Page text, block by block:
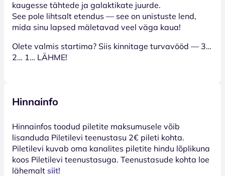
kaugesse tähtede ja galaktikate juurde.
See pole lihtsalt etendus — see on unistuste lend,
mida sinu lapsed mäletavad veel väga kaua!
Olete valmis startima? Siis kinnitage turvavööd — 3…
2… 1… LÄHME!
Hinnainfo
Hinnainfos toodud piletite maksumusele võib
lisanduda Piletilevi teenustasu 2€ pileti kohta.
Piletilevi kuvab oma kanalites piletite hindu lõplikuna
koos Piletilevi teenustasuga. Teenustasude kohta loe
lähemalt siit!